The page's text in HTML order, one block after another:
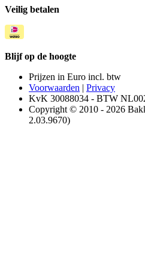
Veilig betalen
Blijf op de hoogte
Prijzen in Euro incl. btw
Voorwaarden | Privacy
KvK 30088034 - BTW
Copyright © 2010 - 2026
2.03.9670)